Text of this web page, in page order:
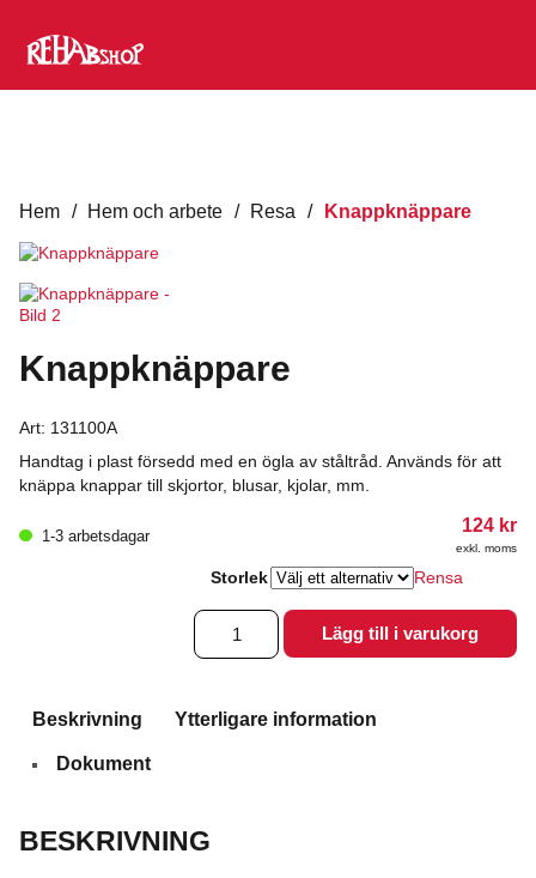
Hem / Hem och arbete / Resa / Knappknäppare
Knappknäppare
Art: 131100A
Handtag i plast försedd med en ögla av ståltråd. Används för att
knäppa knappar till skjortor, blusar, kjolar, mm.
1-3 arbetsdagar
124 kr
exkl. moms
Storlek Rensa
Knappknäppare
mängd
Lägg till i varukorg
Beskrivning Ytterligare information
Dokument
BESKRIVNING